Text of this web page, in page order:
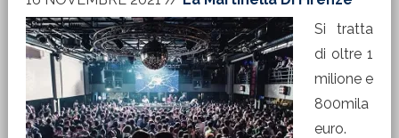
Si tratta
di oltre 1
milione e
800mila
euro.